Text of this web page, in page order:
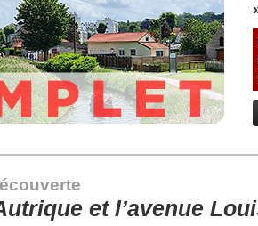
et l’avenue